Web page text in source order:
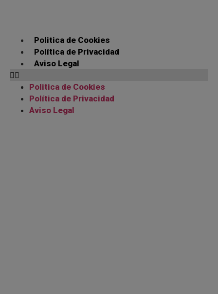
Politica de Cookies
Política de Privacidad
Aviso Legal
Politica de Cookies
Política de Privacidad
Aviso Legal